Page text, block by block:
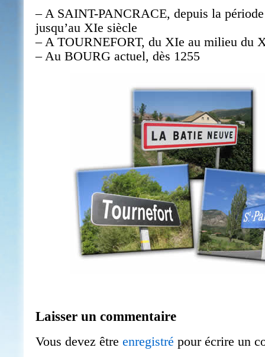
– A SAINT-PANCRACE, depuis la
jusqu’au XIe siècle
– A TOURNEFORT, du XIe au milieu du
– Au BOURG actuel, dès 1255
Laisser un commentaire
Vous devez être enregistré pour écrire un